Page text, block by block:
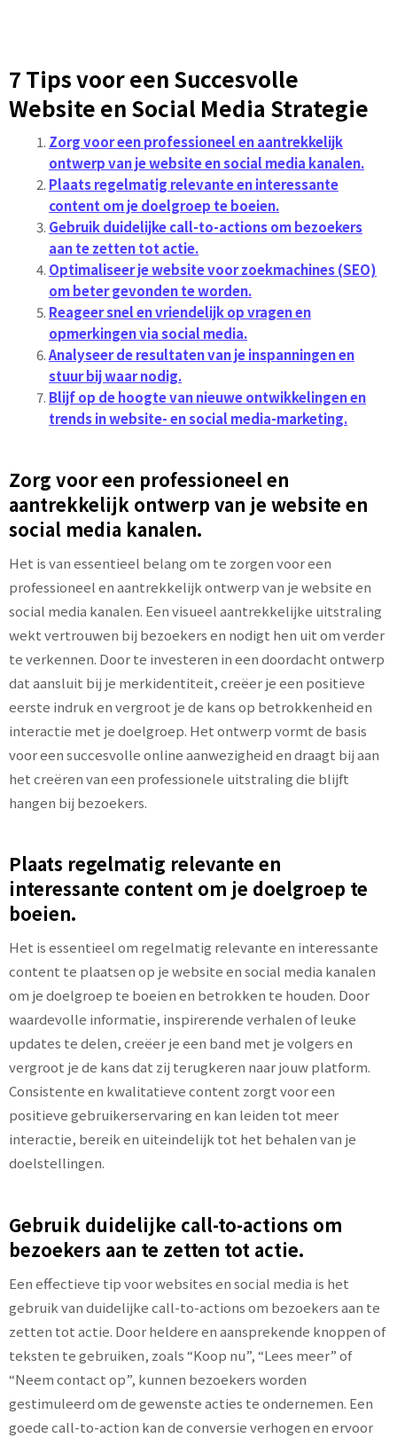
7 Tips voor een Succesvolle
Website en Social Media Strategie
Zorg voor een professioneel en aantrekkelijk
ontwerp van je website en social media kanalen.
Plaats regelmatig relevante en interessante
content om je doelgroep te boeien.
Gebruik duidelijke call-to-actions om bezoekers
aan te zetten tot actie.
Optimaliseer je website voor zoekmachines (SEO)
om beter gevonden te worden.
Reageer snel en vriendelijk op vragen en
opmerkingen via social media.
Analyseer de resultaten van je inspanningen en
stuur bij waar nodig.
Blijf op de hoogte van nieuwe ontwikkelingen en
trends in website- en social media-marketing.
Zorg voor een professioneel en
aantrekkelijk ontwerp van je website en
social media kanalen.
Het is van essentieel belang om te zorgen voor een
professioneel en aantrekkelijk ontwerp van je website en
social media kanalen. Een visueel aantrekkelijke uitstraling
wekt vertrouwen bij bezoekers en nodigt hen uit om verder
te verkennen. Door te investeren in een doordacht ontwerp
dat aansluit bij je merkidentiteit, creëer je een positieve
eerste indruk en vergroot je de kans op betrokkenheid en
interactie met je doelgroep. Het ontwerp vormt de basis
voor een succesvolle online aanwezigheid en draagt bij aan
het creëren van een professionele uitstraling die blijft
hangen bij bezoekers.
Plaats regelmatig relevante en
interessante content om je doelgroep te
boeien.
Het is essentieel om regelmatig relevante en interessante
content te plaatsen op je website en social media kanalen
om je doelgroep te boeien en betrokken te houden. Door
waardevolle informatie, inspirerende verhalen of leuke
updates te delen, creëer je een band met je volgers en
vergroot je de kans dat zij terugkeren naar jouw platform.
Consistente en kwalitatieve content zorgt voor een
positieve gebruikerservaring en kan leiden tot meer
interactie, bereik en uiteindelijk tot het behalen van je
doelstellingen.
Gebruik duidelijke call-to-actions om
bezoekers aan te zetten tot actie.
Een effectieve tip voor websites en social media is het
gebruik van duidelijke call-to-actions om bezoekers aan te
zetten tot actie. Door heldere en aansprekende knoppen of
teksten te gebruiken, zoals “Koop nu”, “Lees meer” of
“Neem contact op”, kunnen bezoekers worden
gestimuleerd om de gewenste acties te ondernemen. Een
goede call-to-action kan de conversie verhogen en ervoor